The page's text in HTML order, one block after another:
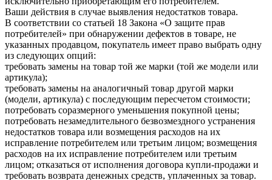
Ваши действия в случае выявления недостатков товара.
В соответствии со статьей 18 Закона «О защите прав
потребителей» при обнаружении дефектов в товаре, не
указанных продавцом, покупатель имеет право выбрать одну
из следующих опций:
требовать замены на товар той же марки (той же модели или
артикула);
требовать замены на аналогичный товар другой марки
(модели, артикула) с последующим пересчетом стоимости;
потребовать соразмерного уменьшения покупной цены;
потребовать незамедлительного безвозмездного устранения
недостатков товара или возмещения расходов на их
исправление потребителем или третьим лицом; возмещения
расходов на их исправление потребителем или третьим
лицом; отказаться от исполнения договора купли-продажи и
требовать возврата денежных средств, уплаченных за товар.